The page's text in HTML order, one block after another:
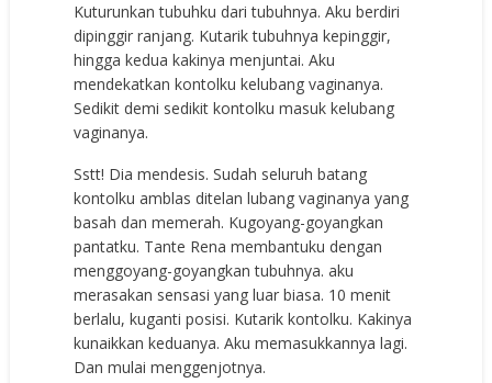
Kuturunkan tubuhku dari tubuhnya. Aku berdiri
dipinggir ranjang. Kutarik tubuhnya kepinggir,
hingga kedua kakinya menjuntai. Aku
mendekatkan kontolku kelubang vaginanya.
Sedikit demi sedikit kontolku masuk kelubang
vaginanya.
Sstt! Dia mendesis. Sudah seluruh batang
kontolku amblas ditelan lubang vaginanya yang
basah dan memerah. Kugoyang-goyangkan
pantatku. Tante Rena membantuku dengan
menggoyang-goyangkan tubuhnya. aku
merasakan sensasi yang luar biasa. 10 menit
berlalu, kuganti posisi. Kutarik kontolku. Kakinya
kunaikkan keduanya. Aku memasukkannya lagi.
Dan mulai menggenjotnya.